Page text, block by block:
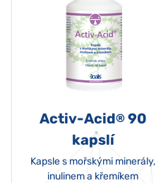
Activ-Acid®90
kapslí
Kapsle s mořskými minerály,
inulinem a křemíkem